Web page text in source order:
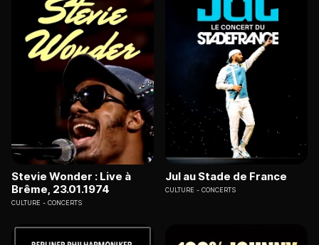
Stevie Wonder : Live à
Brême, 23.01.1974
CULTURE CONCERTS
Jul au Stade de France
CULTURE CONCERTS